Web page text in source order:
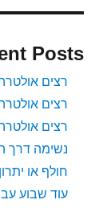
Posts
רצים אולטרה
רצים אולטרה
רצים אולטרה
נשימה דרך
חולף או
עוד שבוע